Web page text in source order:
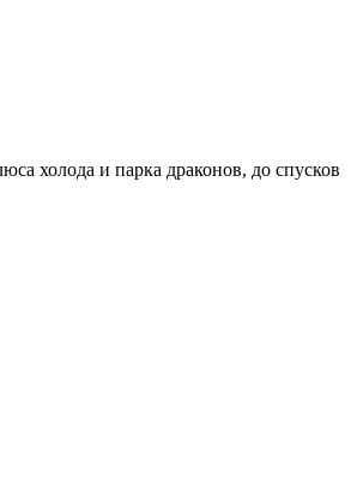
холода и парка драконов, до спусков